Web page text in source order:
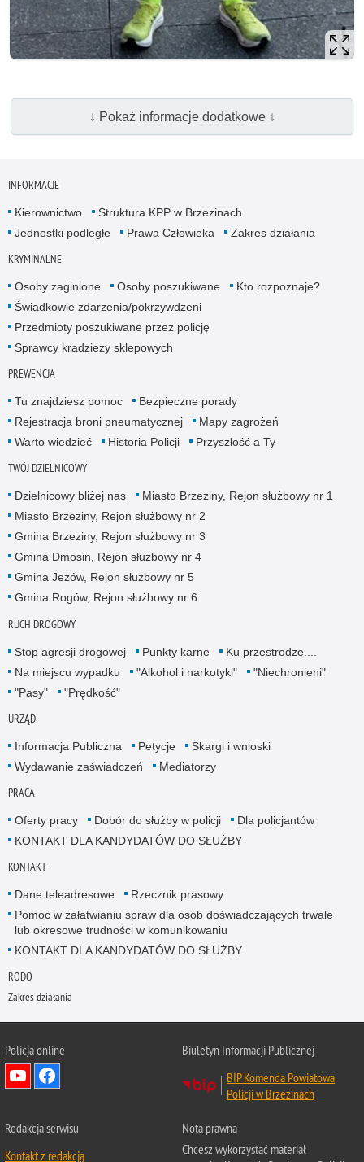
↓ Pokaż informacje dodatkowe ↓
INFORMACJE
Kierownictwo
Struktura KPP w Brzezinach
Jednostki podległe
Prawa Człowieka Zakres działania
KRYMINALNE
Osoby zaginione Osoby poszukiwane
Kto rozpoznaje?
Świadkowie zdarzenia/pokrzywdzeni
Przedmioty poszukiwane przez policję
Sprawcy kradzieży sklepowych
PREWENCJA
Tu znajdziesz pomoc
Bezpieczne porady
Rejestracja broni pneumatycznej
Mapy zagrożeń
Warto wiedzieć
Historia Policji Przyszłość a Ty
TWÓJ DZIELNICOWY
Dzielnicowy bliżej nas
Miasto Brzeziny, Rejon służbowy nr 1
Miasto Brzeziny, Rejon służbowy nr 2
Gmina Brzeziny, Rejon służbowy nr 3
Gmina Dmosin, Rejon służbowy nr 4
Gmina Jeżów, Rejon służbowy nr 5
Gmina Rogów, Rejon służbowy nr 6
RUCH DROGOWY
Stop agresji drogowej Punkty karne
Ku przestrodze....
Na miejscu wypadku
"Alkohol i narkotyki"
"Niechronieni"
"Pasy"
"Prędkość"
URZĄD
Informacja Publiczna Petycje
Skargi i wnioski
Wydawanie zaświadczeń
Mediatorzy
PRACA
Oferty pracy Dobór do służby w policji
Dla policjantów
KONTAKT DLA KANDYDATÓW DO SŁUŻBY
KONTAKT
Dane teleadresowe
Rzecznik prasowy
Pomoc w załatwianiu spraw dla osób doświadczających trwale
lub okresowe trudności w komunikowaniu
KONTAKT DLA KANDYDATÓW DO SŁUŻBY
RODO
Zakres działania
Policja online
Biuletyn Informacji Publicznej
BIP Komenda Powiatowa
Policji w Brzezinach
Redakcja serwisu
Kontakt z redakcją
Nota prawna
Chcesz wykorzystać materiał